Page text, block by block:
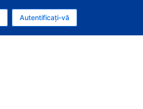
Autentificați-vă